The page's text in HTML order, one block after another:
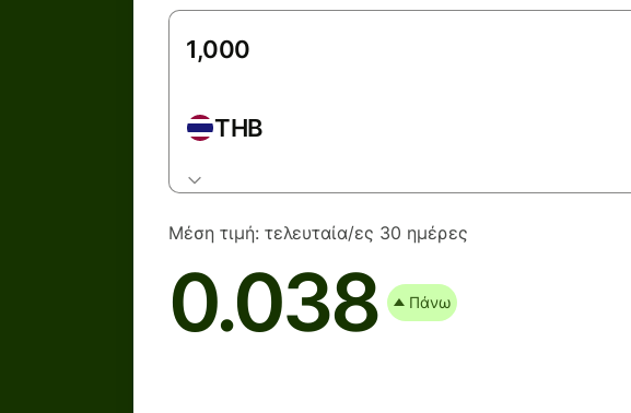
THB
Μέση τιμή: τελευταία/ες 30 ημέρες
0.038 Πάνω